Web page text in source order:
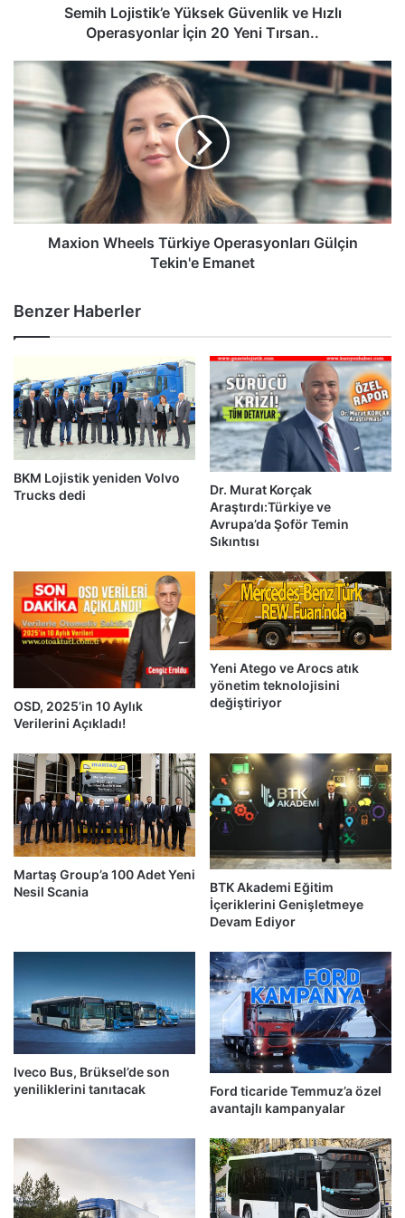
Semih Lojistik’e Yüksek Güvenlik ve Hızlı
Operasyonlar İçin 20 Yeni Tırsan..
Maxion
Wheels
Türkiye
Operasyonları
Tekin'e
Emanet
Maxion Wheels Türkiye Operasyonları Gülçin
Tekin'e Emanet
Benzer Haberler
BKM Lojistik yeniden Volvo
Trucks dedi
Dr. Murat Korçak
Araştırdı:Türkiye ve
Avrupa’da Şoför Temin
Sıkıntısı
OSD, 2025’in 10 Aylık
Verilerini Açıkladı!
Yeni Atego ve Arocs atık
yönetim teknolojisini
değiştiriyor
Martaş Group’a 100 Adet Yeni
Nesil Scania
BTK Akademi Eğitim
İçeriklerini Genişletmeye
Devam Ediyor
Iveco Bus, Brüksel’de son
yeniliklerini tanıtacak
Ford ticaride Temmuz’a özel
avantajlı kampanyalar